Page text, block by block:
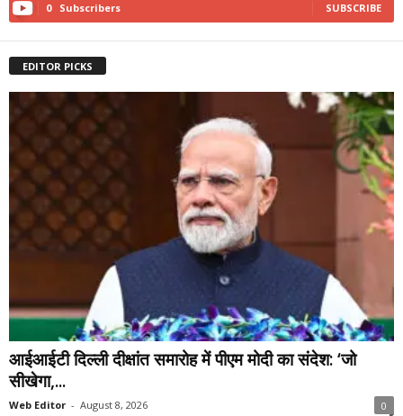
0 Subscribers SUBSCRIBE
EDITOR PICKS
आईआईटी दिल्ली दीक्षांत समारोह में पीएम मोदी का संदेश: ‘जो
सीखेगा,...
Web Editor - August 8, 2026 0